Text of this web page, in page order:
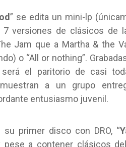
” se edita un mini-lp
versiones de clásicos de
Jam que a Martha & the
o “All or nothing”.
el paritorio de casi
a un grupo
entusiasmo juvenil.
primer disco con DRO, “
a contener clásicos